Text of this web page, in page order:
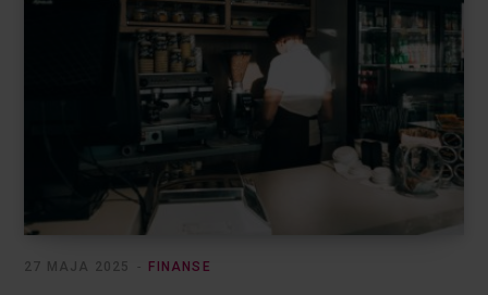
FINANSE
27 MAJA 2025